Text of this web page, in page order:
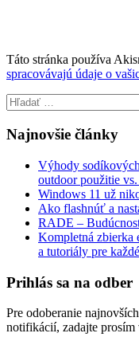
Táto stránka používa
spracovávajú údaje o
Hľadať:
Najnovšie články
Výhody
outdoor použitie
Windows 11 už
Ako flashnúť a
RADE –
Kompletná zbierka
a tutoriály pre
Prihlás sa na odber
Pre odoberanie
notifikácií, zadajte prosím